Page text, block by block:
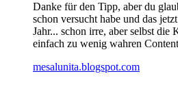
Danke für den Tipp, aber du
schon versucht habe und das
Jahr... schon irre, aber selbst die
einfach zu wenig wahren
mesalunita.blogspot.com